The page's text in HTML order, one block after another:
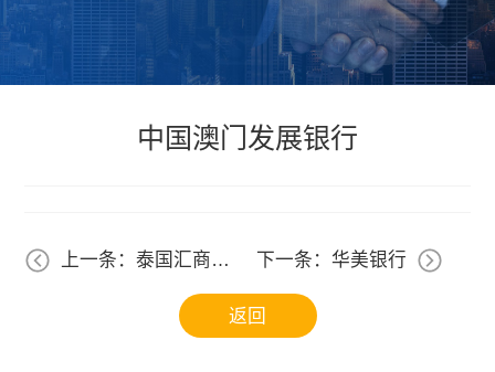
中国澳门发展银行
上一条：泰国汇商银
返回
下一条：华美银行